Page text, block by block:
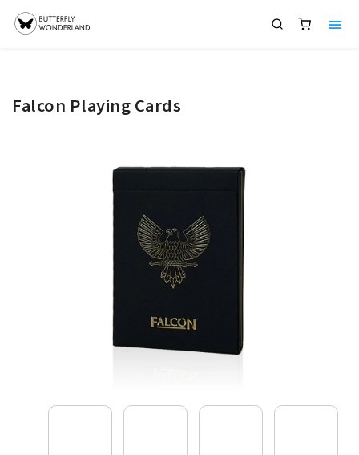
Falcon Playing Cards